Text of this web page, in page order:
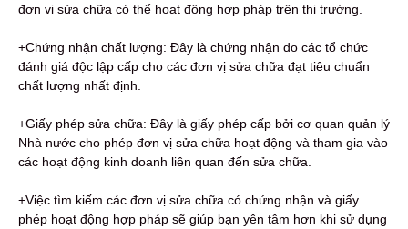
đơn vị sửa chữa có thể hoạt động hợp pháp trên thị trường.
+Chứng nhận chất lượng: Đây là chứng nhận do các tổ chức
đánh giá độc lập cấp cho các đơn vị sửa chữa đạt tiêu chuẩn
chất lượng nhất định.
+Giấy phép sửa chữa: Đây là giấy phép cấp bởi cơ quan quản lý
Nhà nước cho phép đơn vị sửa chữa hoạt động và tham gia vào
các hoạt động kinh doanh liên quan đến sửa chữa.
+Việc tìm kiếm các đơn vị sửa chữa có chứng nhận và giấy
phép hoạt động hợp pháp sẽ giúp bạn yên tâm hơn khi sử dụng